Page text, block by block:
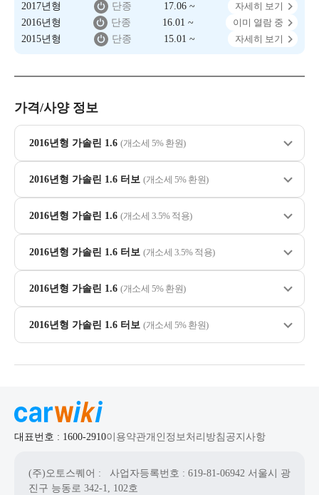
2017년형 단종 17.06 ~
자세히 보기
2016년형
단종 16.01 ~
이미 열람 중
2015년형
단종 15.01 ~ 자세히 보기
가격/사양 정보
2016년형 가솔린 1.6 (개소세 5% 환원)
2016년형 가솔린 1.6 터보 (개소세 5% 환원)
2016년형 가솔린 1.6 (개소세 3.5% 적용)
2016년형 가솔린 1.6 터보 (개소세 3.5% 적용)
2016년형 가솔린 1.6 (개소세 5% 환원)
2016년형 가솔린 1.6 터보 (개소세 5% 환원)
대표번호 : 1600-2910이용약관개인정보처리방침 공지사항
(주)오토스퀘어 : 사업자등록번호 : 619-81-06942 서울시 광
진구 능동로 342-1, 102호